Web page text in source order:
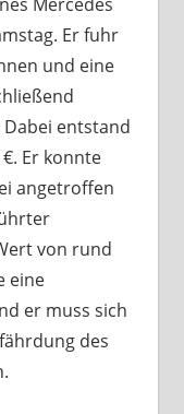
Er fuhr
und eine
entstand
Er konnte
angetroffen
von rund
eine
er muss sich
des